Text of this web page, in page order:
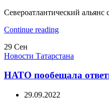
Североатлантический
Continue reading
29 Сен
Новости Татарстана
НАТО пообещала
29.09.2022